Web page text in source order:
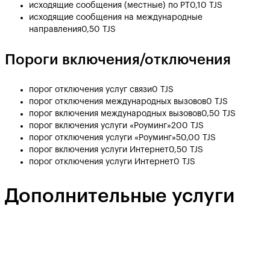
исходящие сообщения (местные) по РТ 0,10 TJS
исходящие сообщения на международные
направления0,50 TJS
Пороги включения/отключения
порог отключения услуг связи0 TJS
порог отключения международных вызовов0 TJS
порог включения международных вызовов0,50 TJS
порог включения услуги «Роуминг»200 TJS
порог отключения услуги «Роуминг»50,00 TJS
порог включения услуги Интернет0,50 TJS
порог отключения услуги Интернет0 TJS
Дополнительные услуги